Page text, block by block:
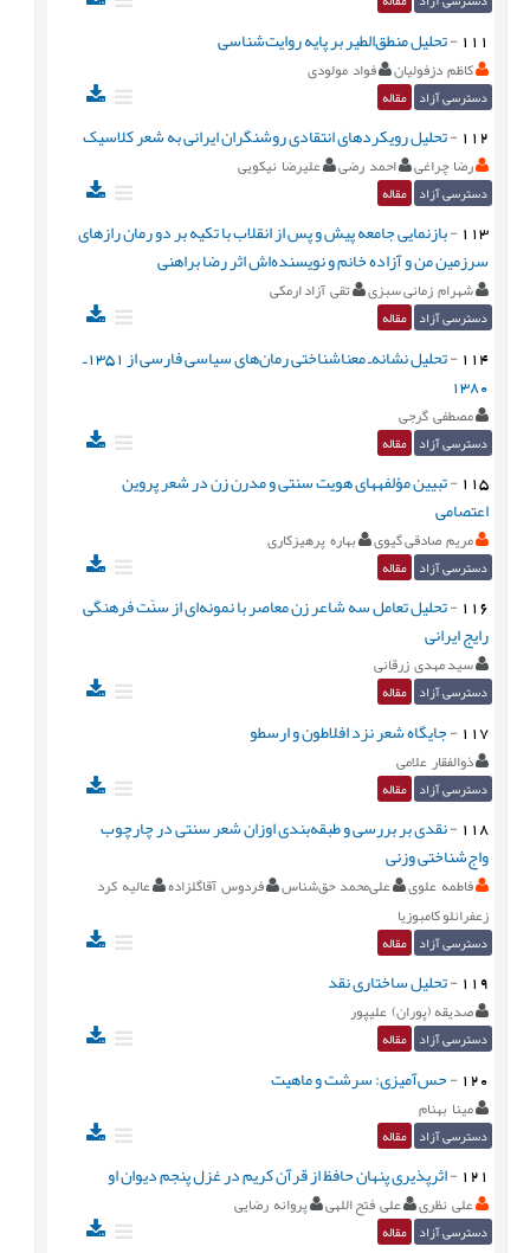
111
-تحلیل منطق‌الطیر بر پایه روایت‌شناسی
کاظم دزفولیان فواد مولودی
دسترسی آزاد مقاله
112
-تحلیل رویکردهای انتقادی روشنگران ایرانی به شعر کلاسیک
رضا چراغی احمد رضی علیرضا نیکویی
دسترسی آزاد مقاله
113
-بازنمایی جامعه پیش و پس از انقلاب با تکیه بر دو رمان رازهای
سرزمین من و آزاده خانم و نویسنده‌اش اثر رضا براهنی
شهرام زمانی سبزی تقی آزاد ارمکی
دسترسی آزاد مقاله
114
-
تحلیل نشانه‌ـ معناشناختی رمان‌های سیاسی فارسی از 1351‌ـ
1380
مصطفی گرجی
دسترسی آزاد مقاله
115
-تبیین مؤلفه‏های هویت سنتی و مدرن زن در شعر پروین
اعتصامی
مریم صادقی گیوی بهاره پرهیزکاری
دسترسی آزاد مقاله
116
-تحلیل تعامل سه شاعر زن معاصر با نمونه‌ای از سنّت فرهنگی
رایج ایرانی
سید مهدی زرقانی
دسترسی آزاد مقاله
117
-جايگاه شعر نزد افلاطون و ارسطو
ذوالفقار علامی
دسترسی آزاد مقاله
118
-نقدی بر بررسی و طبقه‌بندی اوزان شعر سنتی در چارچوب
واج‌شناختی وزنی
فاطمه علوی علی‌محمد حق‌شناس فردوس آقاگلزاده
عالیه کرد
زعفرانلو کامبوزیا
دسترسی آزاد مقاله
119
-تحلیل ساختاری نقد
صدیقه (پوران) علیپور
دسترسی آزاد مقاله
120
-حس‌آمیزی: سرشت و ماهیت
مینا بهنام
دسترسی آزاد مقاله
121
-اثرپذیری پنهان حافظ از قرآن کریم در غزل پنجم دیوان او
علی نظری علی فتح اللهی پروانه رضایی
دسترسی آزاد مقاله